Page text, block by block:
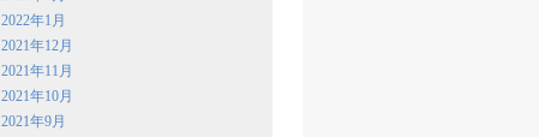
2022年1月
2021年12月
2021年11月
2021年10月
2021年9月